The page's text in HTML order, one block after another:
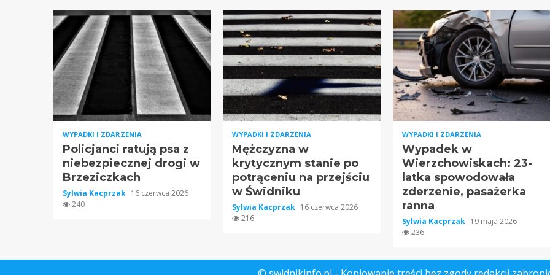
WYPADKI I ZDARZENIA
Policjanci ratują psa z
niebezpiecznej drogi w
Brzeziczkach
Sylwia Kacprzak 16 czerwca 2026
240
WYPADKI I ZDARZENIA
Mężczyzna w
krytycznym stanie po
potrąceniu na przejściu
w Świdniku
Sylwia Kacprzak 16 czerwca 2026
216
WYPADKI I ZDARZENIA
Wypadek w
Wierzchowiskach: 23-
latka spowodowała
zderzenie, pasażerka
ranna
Sylwia Kacprzak 19 maja 2026
236